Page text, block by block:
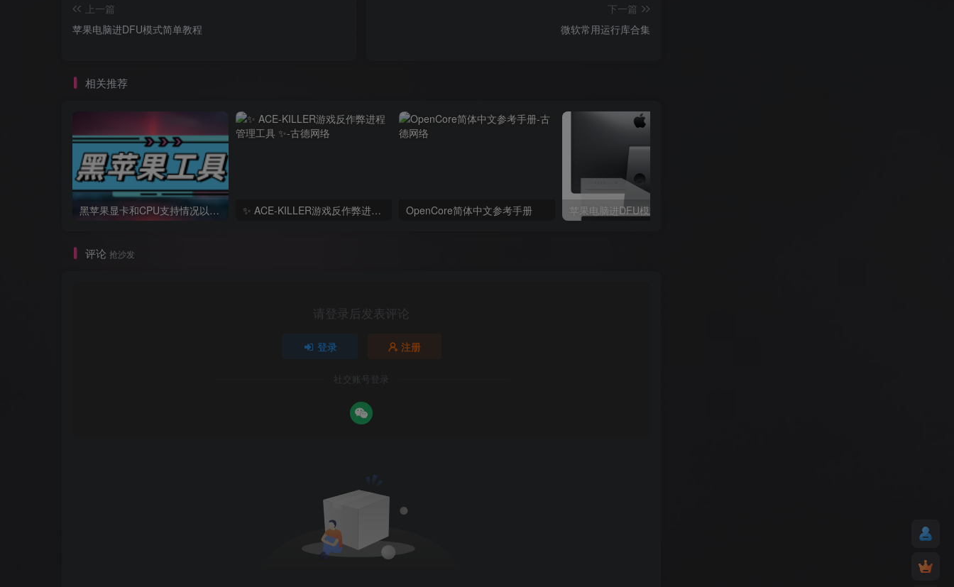
上一篇
苹果电脑进DFU模式简单教程
下一篇
微软常用运行库合集
相关推荐
黑苹果显卡和CPU支持情况以及购买硬件防踩坑指南 ✨ ACE-KILLER游戏反作弊进程管理工具 ✨ OpenCore简体中文参考手册 苹果电脑进DFU模式简单教程
评论 抢沙发
请登录后发表评论
登录 注册
社交账号登录